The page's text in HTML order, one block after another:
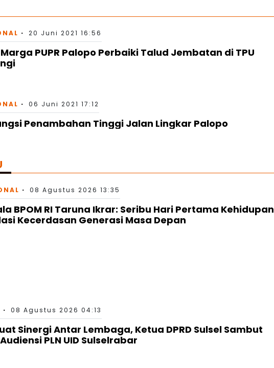
20 Juni 2021 16:56
PUPR Palopo Perbaiki Talud Jembatan di TPU
06 Juni 2021 17:12
Penambahan Tinggi Jalan Lingkar Palopo
08 Agustus 2026 13:35
BPOM RI Taruna Ikrar: Seribu Hari Pertama Kehidupan
Kecerdasan Generasi Masa Depan
08 Agustus 2026 04:13
Sinergi Antar Lembaga, Ketua DPRD Sulsel Sambut
PLN UID Sulselrabar